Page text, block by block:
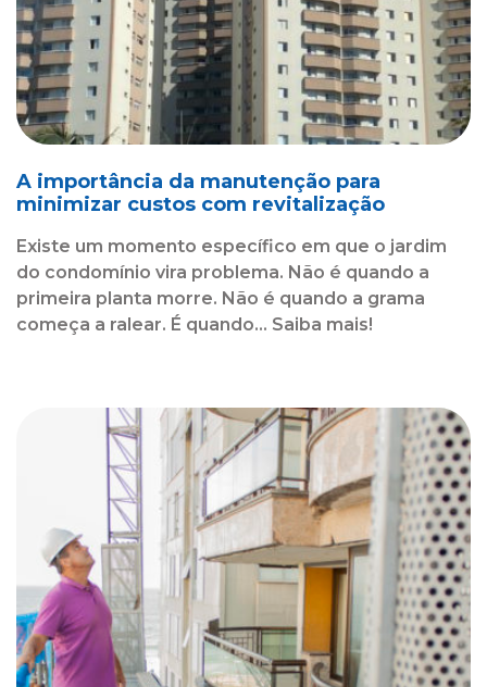
A importância da manutenção para
minimizar custos com revitalização
Existe um momento específico em que o jardim
do condomínio vira problema. Não é quando a
primeira planta morre. Não é quando a grama
começa a ralear. É quando... Saiba mais!